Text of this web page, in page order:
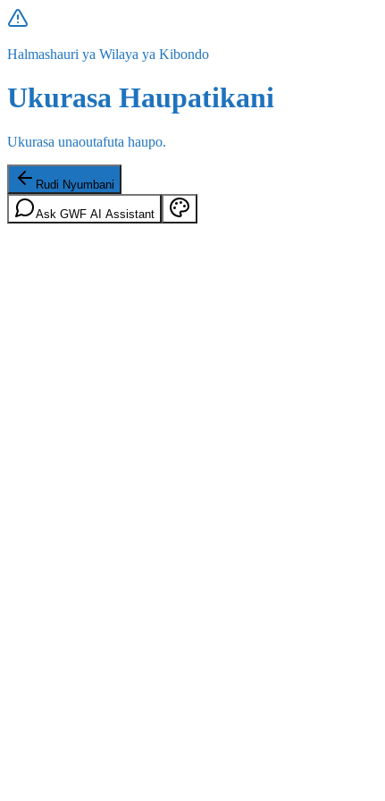
Halmashauri ya Wilaya ya Kibondo
Ukurasa Haupatikani
Ukurasa unaoutafuta haupo.
Rudi Nyumbani
Ask GWF AI Assistant